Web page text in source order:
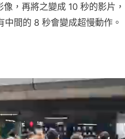
，再將之變成 10 秒的影片，
間的 8 秒會變成超慢動作。